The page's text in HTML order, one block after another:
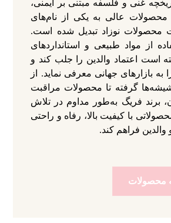
غنی و فلسفه‌ مبتنی بر ایمنی،
عالی به یکی از نام‌های
محصولات نوزاد تبدیل شده است.
از مواد طبیعی و استانداردهای
است اعتماد والدین را جلب کند و
بازارهای جهانی معرفی نماید. از
گرفته تا محصولات مراقبت
برند فریگ به‌طور مداوم در تلاش
با کیفیت بالا، رفاه و راحتی
والدین فراهم کند.
محصولات